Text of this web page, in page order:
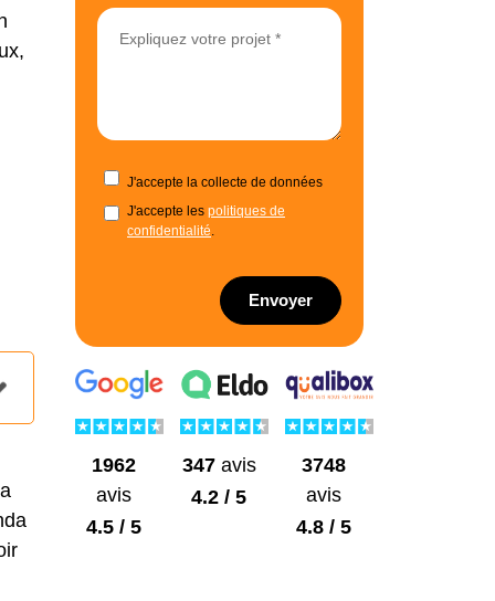
J'accepte la collecte de données
J'accepte les politiques de
confidentialité.
Envoyer
1962
avis
4.5 / 5
347avis
4.2 / 5
3748
avis
4.8 / 5